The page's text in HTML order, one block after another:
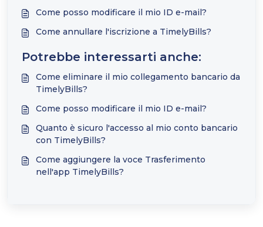
Come posso modificare il mio ID e-mail?
Come annullare l'iscrizione a TimelyBills?
Potrebbe interessarti anche:
Come eliminare il mio collegamento bancario da
TimelyBills?
Come posso modificare il mio ID e-mail?
Quanto è sicuro l'accesso al mio conto bancario
con TimelyBills?
Come aggiungere la voce Trasferimento
nell'app TimelyBills?